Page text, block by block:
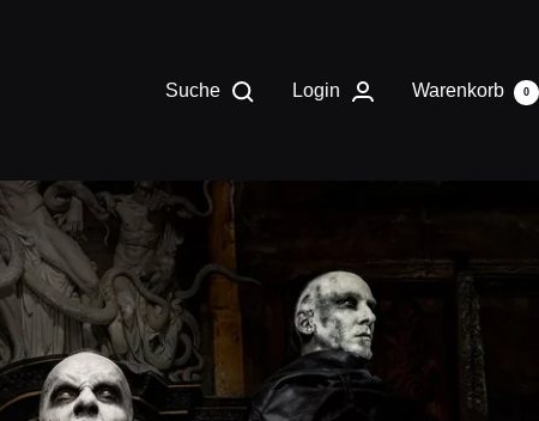
Suche Login Warenkorb 0